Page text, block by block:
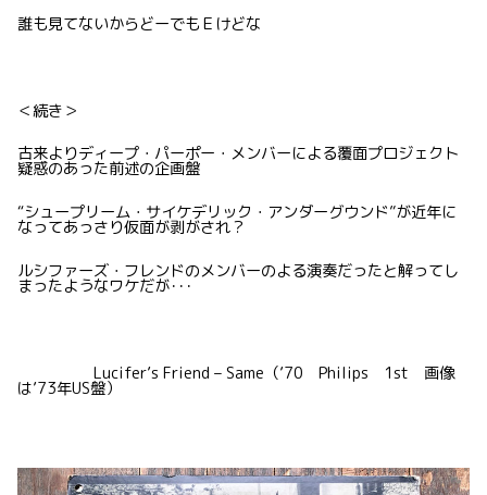
誰も見てないからどーでもＥけどな
＜続き＞
古来よりディープ・パーポー・メンバーによる覆面プロジェクト
疑惑のあった前述の企画盤
“シュープリーム・サイケデリック・アンダーグウンド”が近年に
なってあっさり仮面が剥がされ？
ルシファーズ・フレンドのメンバーのよる演奏だったと解ってし
まったようなワケだが･･･
Lucifer’s Friend – Same（’70 Philips 1st 画像
は’73年US盤）